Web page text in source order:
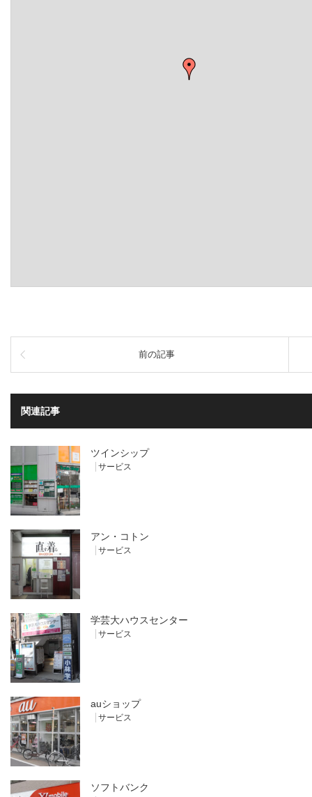
前の記事
関連記事
ツインシップ
サービス
アン・コトン
サービス
学芸大ハウスセンター
サービス
auショップ
サービス
ソフトバンク